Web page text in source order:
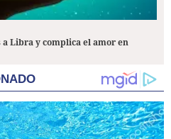
Libra y complica el amor en